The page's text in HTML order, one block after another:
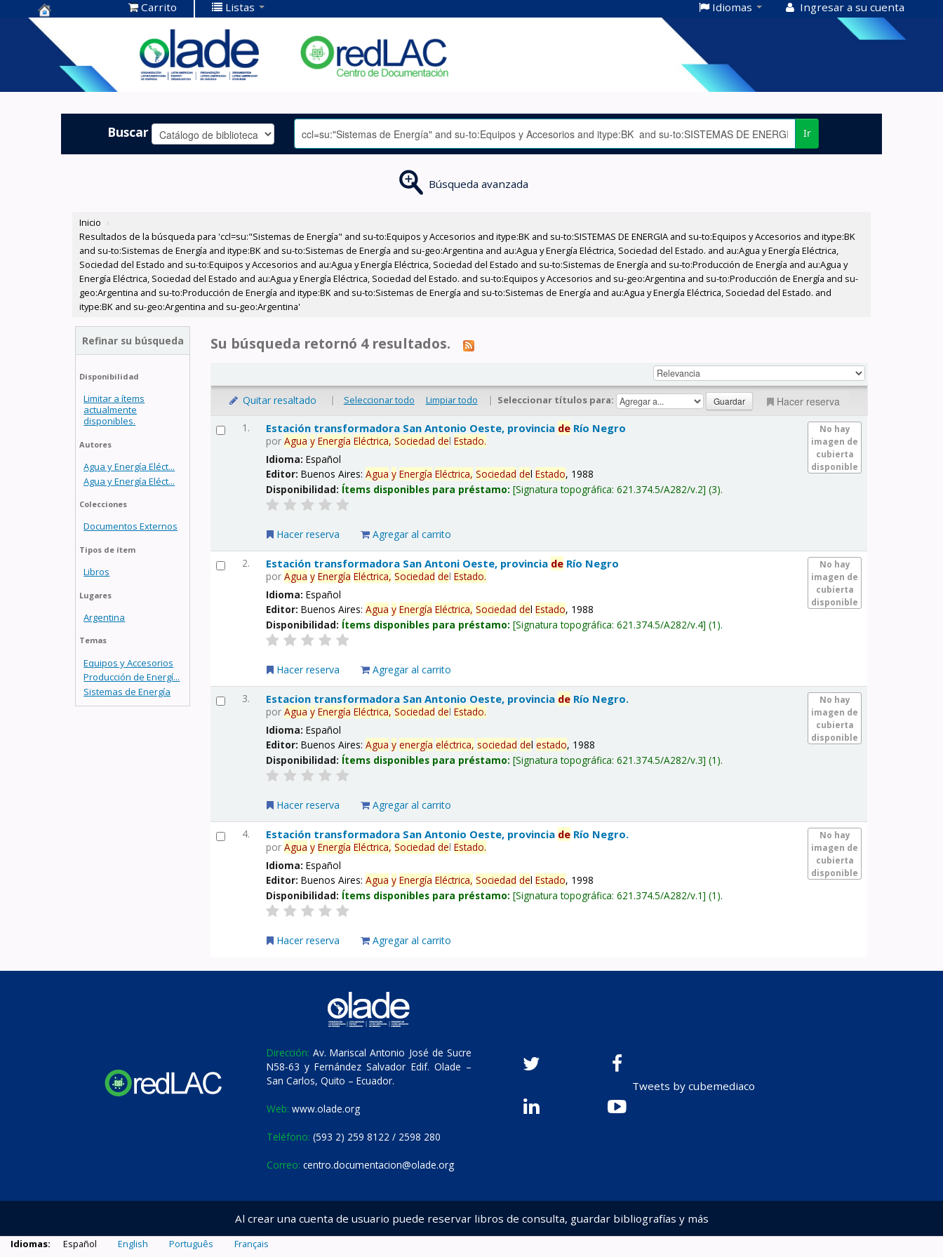
Centro de
Documentación
OLADE -
Carrito Listas Idiomas Ingresar a su cuenta
Buscar Ir
Búsqueda avanzada
Inicio ›
Resultados de la búsqueda para 'ccl=su:"Sistemas de Energía" and su-to:Equipos y Accesorios and itype:BK and su-to:SISTEMAS DE ENERGIA and su-to:Equipos y Accesorios and itype:BK
and su-to:Sistemas de Energía and itype:BK and su-to:Sistemas de Energía and su-geo:Argentina and au:Agua y Energía Eléctrica, Sociedad del Estado. and au:Agua y Energía Eléctrica,
Sociedad del Estado and su-to:Equipos y Accesorios and au:Agua y Energía Eléctrica, Sociedad del Estado and su-to:Sistemas de Energía and su-to:Producción de Energía and au:Agua y
Energía Eléctrica, Sociedad del Estado and au:Agua y Energía Eléctrica, Sociedad del Estado. and su-to:Equipos y Accesorios and su-geo:Argentina and su-to:Producción de Energía and su-
geo:Argentina and su-to:Producción de Energía and itype:BK and su-to:Sistemas de Energía and su-to:Sistemas de Energía and au:Agua y Energía Eléctrica, Sociedad del Estado. and
itype:BK and su-geo:Argentina and su-geo:Argentina'
Refinar su búsqueda
Disponibilidad
Limitar a ítems
actualmente
disponibles.
Autores
Agua y Energía Eléct...
Agua y Energía Eléct...
Colecciones
Documentos Externos
Tipos de ítem
Libros
Lugares
Argentina
Temas
Equipos y Accesorios
Producción de Energí...
Sistemas de Energía
Su búsqueda retornó 4 resultados.
Quitar resaltado | Seleccionar todo Limpiar todo | Seleccionar títulos para: Hacer reserva
1.
No hay
imagen de
cubierta
disponible
Estación transformadora San Antonio Oeste, provincia de Río Negro
porAgua y Energía Eléctrica, Sociedad delEstado.
Idioma:Español
Editor:Buenos Aires:Agua y Energía Eléctrica, Sociedad delEstado, 1988
Disponibilidad: Ítems disponibles para préstamo: Signatura topográfica:621.374.5/A282/v.2 (3).
Hacer reserva Agregar al carrito
2.
No hay
imagen de
cubierta
disponible
Estación transformadora San Antoni Oeste, provincia de Río Negro
porAgua y Energía Eléctrica, Sociedad delEstado.
Idioma:Español
Editor:Buenos Aires:Agua y Energía Eléctrica, Sociedad delEstado, 1988
Disponibilidad: Ítems disponibles para préstamo: Signatura topográfica:621.374.5/A282/v.4 (1).
Hacer reserva Agregar al carrito
3.
No hay
imagen de
cubierta
disponible
Estacion transformadora San Antonio Oeste, provincia de Río Negro.
porAgua y Energía Eléctrica, Sociedad delEstado.
Idioma:Español
Editor:Buenos Aires:Agua y energía eléctrica, sociedad delestado, 1988
Disponibilidad: Ítems disponibles para préstamo: Signatura topográfica:621.374.5/A282/v.3 (1).
Hacer reserva Agregar al carrito
4.
No hay
imagen de
cubierta
disponible
Estación transformadora San Antonio Oeste, provincia de Río Negro.
porAgua y Energía Eléctrica, Sociedad delEstado.
Idioma:Español
Editor:Buenos Aires:Agua y Energía Eléctrica, Sociedad delEstado, 1998
Disponibilidad: Ítems disponibles para préstamo: Signatura topográfica:621.374.5/A282/v.1 (1).
Hacer reserva Agregar al carrito
Dirección: Av. Mariscal Antonio José de Sucre
N58-63 y Fernández Salvador Edif. Olade –
San Carlos, Quito – Ecuador.
Web: www.olade.org
Teléfono: (593 2) 259 8122 / 2598 280
Correo: centro.documentacion@olade.org
Tweets by cubemediaco
Al crear una cuenta de usuario puede reservar libros de consulta, guardar bibliografías y más
Idiomas: Español English Português Français